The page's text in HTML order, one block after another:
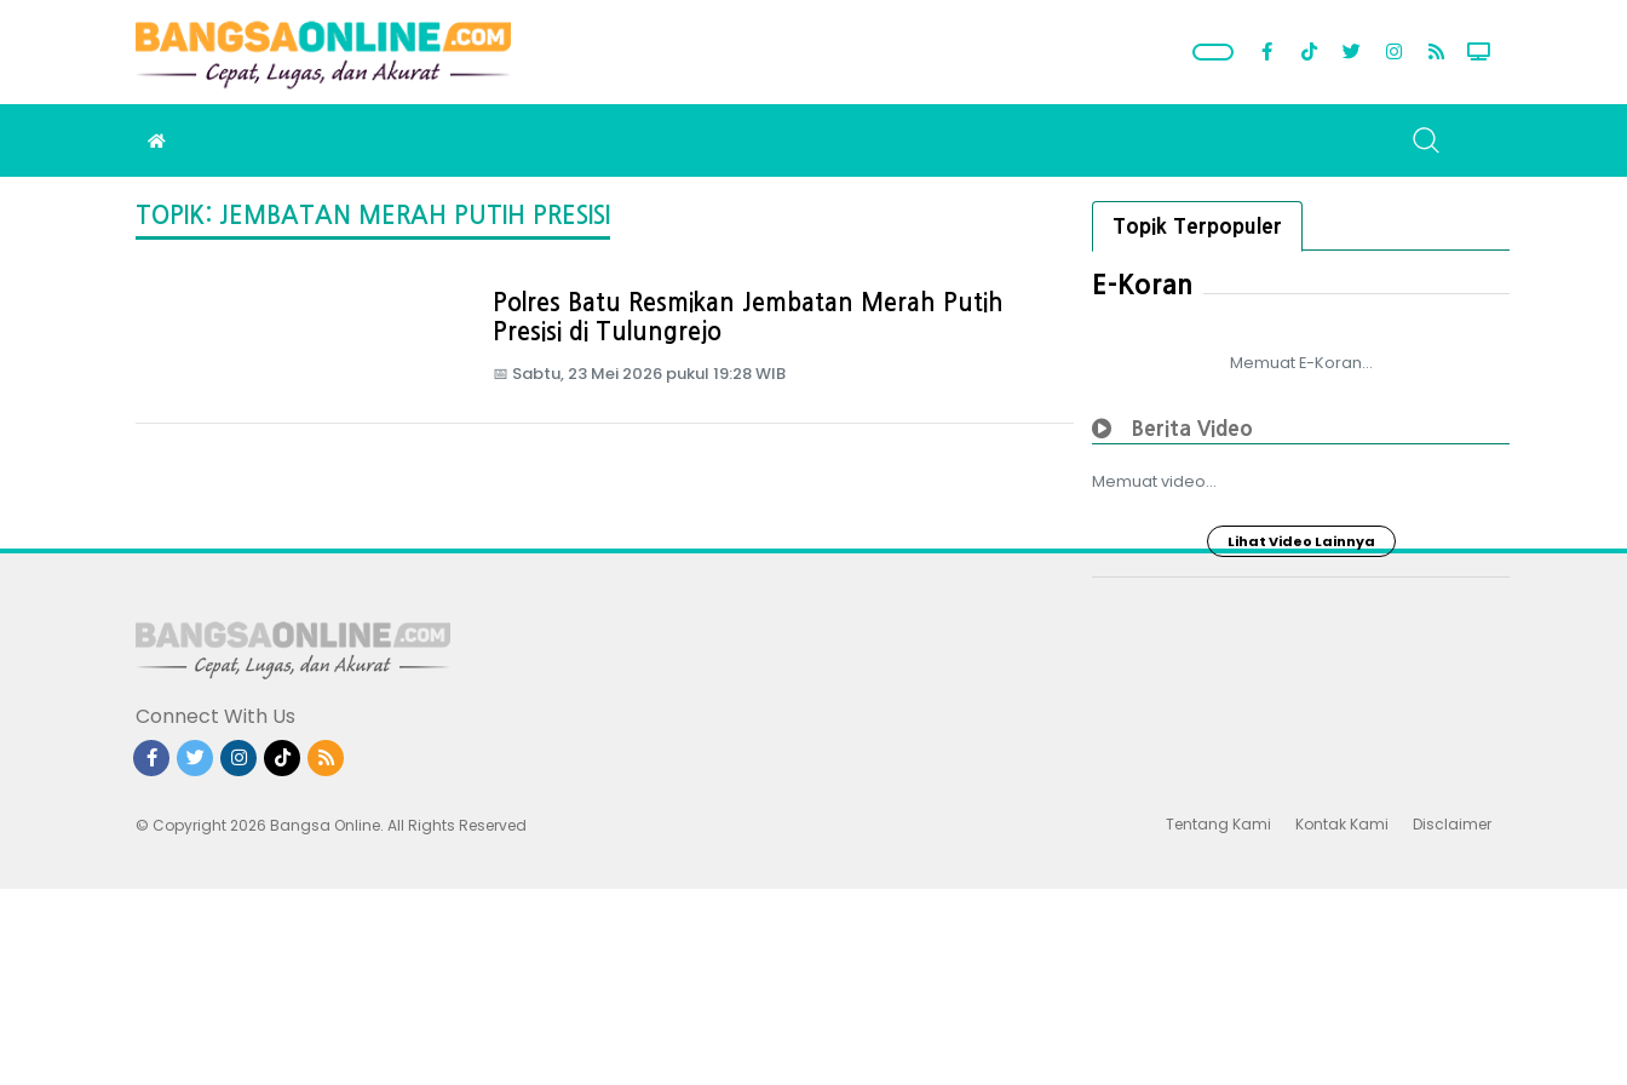
TOPIK: JEMBATAN MERAH PUTIH PRESISI
Polres Batu Resmikan Jembatan Merah Putih
Presisi di Tulungrejo
📅 Sabtu, 23 Mei 2026 pukul 19:28 WIB
Topik Terpopuler
E-Koran
Memuat E-Koran...
Berita Video
Memuat video...
Lihat Video Lainnya
Connect With Us
© Copyright 2026 Bangsa Online. All Rights Reserved Tentang Kami Kontak Kami Disclaimer